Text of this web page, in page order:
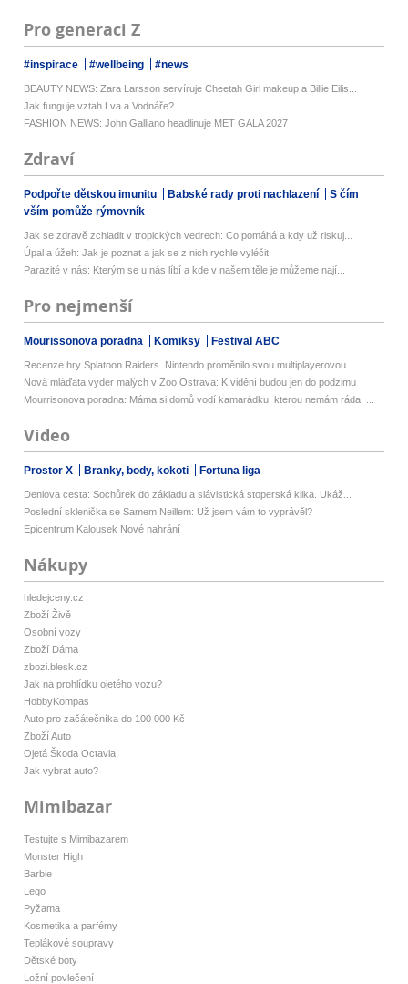
Pro generaci Z
#inspirace #wellbeing #news
BEAUTY NEWS: Zara Larsson servíruje Cheetah Girl makeup a Billie Eilis...
Jak funguje vztah Lva a Vodnáře?
FASHION NEWS: John Galliano headlinuje MET GALA 2027
Zdraví
Podpořte dětskou imunitu Babské rady proti nachlazení
S čím
vším pomůže rýmovník
Jak se zdravě zchladit v tropických vedrech: Co pomáhá a kdy už riskuj...
Úpal a úžeh: Jak je poznat a jak se z nich rychle vyléčit
Parazité v nás: Kterým se u nás líbí a kde v našem těle je můžeme nají...
Pro nejmenší
Mourissonova poradna Komiksy Festival ABC
Recenze hry Splatoon Raiders. Nintendo proměnilo svou multiplayerovou ...
Nová mláďata vyder malých v Zoo Ostrava: K vidění budou jen do podzimu
Mourrisonova poradna: Máma si domů vodí kamarádku, kterou nemám ráda. ...
Video
Prostor X Branky, body, kokoti Fortuna liga
Deniova cesta: Sochůrek do základu a slávistická stoperská klika. Ukáž...
Poslední sklenička se Samem Neillem: Už jsem vám to vyprávěl?
Epicentrum Kalousek Nové nahrání
Nákupy
hledejceny.cz
Zboží Živě
Osobní vozy
Zboží Dáma
zbozi.blesk.cz
Jak na prohlídku ojetého vozu?
HobbyKompas
Auto pro začátečníka do 100 000 Kč
Zboží Auto
Ojetá Škoda Octavia
Jak vybrat auto?
Mimibazar
Testujte s Mimibazarem
Monster High
Barbie
Lego
Pyžama
Kosmetika a parfémy
Teplákové soupravy
Dětské boty
Ložní povlečení